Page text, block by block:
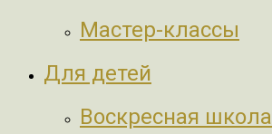
Мастер-классы
Для детей
Воскресная школа